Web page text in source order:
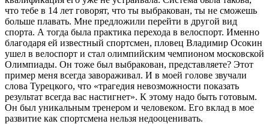
что тебе в 14 лет говорят, что ты выбракован, ты не сможешь
больше плавать. Мне предложили перейти в другой вид
спорта. А тогда была практика перехода в велоспорт. Именно
благодаря ей известный спортсмен, пловец Владимир Осокин
ушел в велоспорт и стал олимпийским чемпионом московской
Олимпиады. Он тоже был выбракован, представляете? Этот
пример меня всегда завораживал. И в моей голове звучали
слова Турецкого, что «трагедия невозможности показать
результат всегда вас настигнет». К этому надо быть готовым.
Он был уникальным тренером и человеком. Его вклад в мое
развитие как спортсмена нельзя недооценивать.